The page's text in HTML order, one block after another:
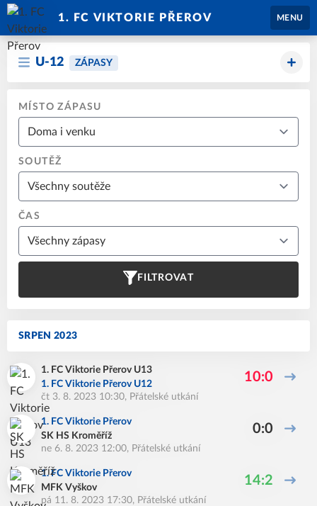
1. FC VIKTORIE PŘEROV MENU
U-12 ZÁPASY
MÍSTO ZÁPASU
SOUTĚŽ
ČAS
FILTROVAT
SRPEN 2023
1. FC Viktorie Přerov U13
1. FC Viktorie Přerov U12
10:0
čt 3. 8. 2023 10:30, Přátelské utkání
1. FC Viktorie Přerov
SK HS Kroměříž
0:0
ne 6. 8. 2023 12:00, Přátelské utkání
1. FC Viktorie Přerov
MFK Vyškov
14:2
pá 11. 8. 2023 17:30, Přátelské utkání